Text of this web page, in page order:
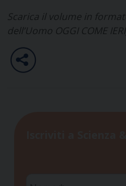
Scarica il volume in
dell’Uomo OGGI COME